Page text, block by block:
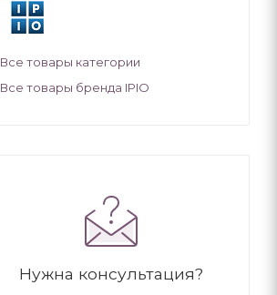
Все товары категории
Все товары бренда IPIO
Нужна консультация?